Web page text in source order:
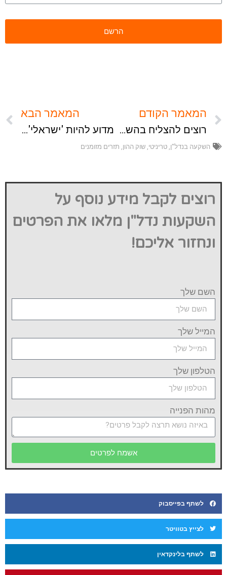
המאמר הקודם
רוצים להצליח בהשקעות נדל"ן? עשו בדיוק ההפך ממה שכולם עושים!
המאמר הבא
מדוע להיות 'ישראלי' בהשקעות נדל"ן זה חסרון גדול?
השקעה בנדל"ן טריניטי שוק ההון תזרים מזומנים
רוצים לקבל מידע נוסף על
השקעות נדל"ן מלאו את הפרטים
ונחזור אליכם!
השם שלך
המייל שלך
הטלפון שלך
מהות הפנייה
אשמח לפרטים
לשתף בפייסבוק
לצייץ בטוויטר
לשתף בלינקדאין